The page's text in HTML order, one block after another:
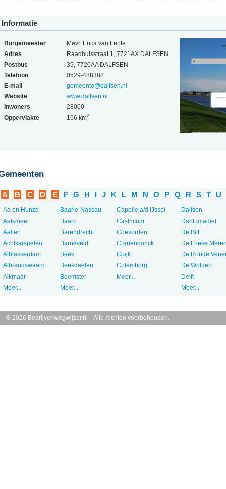
Informatie
Burgemeester
Mevr. Erica van Lente
Adres
Raadhuisstraat 1, 7721AX DALFSEN
Postbus
35, 7720AA DALFSEN
Telefoon
0529-488388
E-mail
gemeente@dalfsen.nl
Website
www.dalfsen.nl
Inwoners
28000
Oppervlakte
166 km2
A B C D E F G H I J K L M N O P Q R S T U
Aa en Hunze
Aalsmeer
Aalten
Achtkarspelen
Alblasserdam
Albrandswaard
Alkmaar
Meer...
Baarle-Nassau
Baarn
Barendrecht
Barneveld
Beek
Beekdaelen
Beemster
Meer...
Capelle a/d IJssel
Castricum
Coevorden
Cranendonck
Cuijk
Culemborg
Meer...
Dalfsen
Dantumadiel
De Bilt
De Friese
De Ronde
De Wolden
Delft
Meer...
© 2026 Bedrijvenwegwijzer.nl Alle rechten voorbehouden.